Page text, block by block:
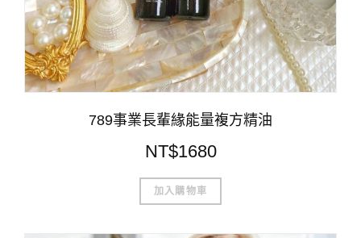
789事業長輩緣能量複方精油
NT$1680
加入購物車